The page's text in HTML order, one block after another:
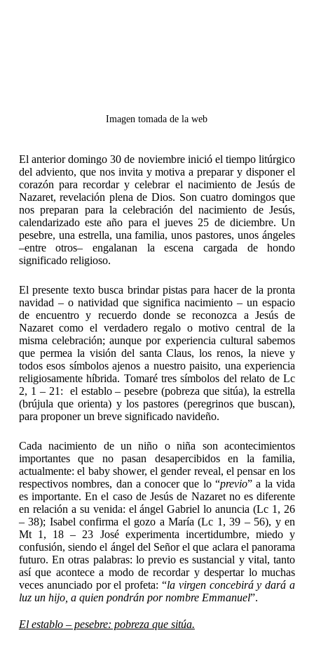
Imagen tomada de la web
El anterior domingo 30 de noviembre inició el tiempo litúrgico
del adviento, que nos invita y motiva a preparar y disponer el
corazón para recordar y celebrar el nacimiento de Jesús de
Nazaret, revelación plena de Dios. Son cuatro domingos que
nos preparan para la celebración del nacimiento de Jesús,
calendarizado este año para el jueves 25 de diciembre. Un
pesebre, una estrella, una familia, unos pastores, unos ángeles
–entre otros– engalanan la escena cargada de hondo
significado religioso.
El presente texto busca brindar pistas para hacer de la pronta
navidad – o natividad que significa nacimiento – un espacio
de encuentro y recuerdo donde se reconozca a Jesús de
Nazaret como el verdadero regalo o motivo central de la
misma celebración; aunque por experiencia cultural sabemos
que permea la visión del santa Claus, los renos, la nieve y
todos esos símbolos ajenos a nuestro paisito, una experiencia
religiosamente híbrida. Tomaré tres símbolos del relato de Lc
2, 1 – 21: el establo – pesebre (pobreza que sitúa), la estrella
(brújula que orienta) y los pastores (peregrinos que buscan),
para proponer un breve significado navideño.
Cada nacimiento de un niño o niña son acontecimientos
importantes que no pasan desapercibidos en la familia,
actualmente: el baby shower, el gender reveal, el pensar en los
respectivos nombres, dan a conocer que lo “previo” a la vida
es importante. En el caso de Jesús de Nazaret no es diferente
en relación a su venida: el ángel Gabriel lo anuncia (Lc 1, 26
– 38); Isabel confirma el gozo a María (Lc 1, 39 – 56), y en
Mt 1, 18 – 23 José experimenta incertidumbre, miedo y
confusión, siendo el ángel del Señor el que aclara el panorama
futuro. En otras palabras: lo previo es sustancial y vital, tanto
así que acontece a modo de recordar y despertar lo muchas
veces anunciado por el profeta: “la virgen concebirá y dará a
luz un hijo, a quien pondrán por nombre Emmanuel”.
El establo – pesebre: pobreza que sitúa.